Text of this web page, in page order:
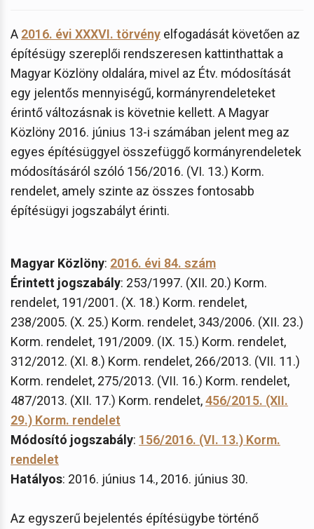
A 2016. évi XXXVI. törvény elfogadását követően az
építésügy szereplői rendszeresen kattinthattak a
Magyar Közlöny oldalára, mivel az Étv. módosítását
egy jelentős mennyiségű, kormányrendeleteket
érintő változásnak is követnie kellett. A Magyar
Közlöny 2016. június 13-i számában jelent meg az
egyes építésüggyel összefüggő kormányrendeletek
módosításáról szóló 156/2016. (VI. 13.) Korm.
rendelet, amely szinte az összes fontosabb
építésügyi jogszabályt érinti.
Magyar Közlöny: 2016. évi 84. szám
Érintett jogszabály: 253/1997. (XII. 20.) Korm.
rendelet, 191/2001. (X. 18.) Korm. rendelet,
238/2005. (X. 25.) Korm. rendelet, 343/2006. (XII. 23.)
Korm. rendelet, 191/2009. (IX. 15.) Korm. rendelet,
312/2012. (XI. 8.) Korm. rendelet, 266/2013. (VII. 11.)
Korm. rendelet, 275/2013. (VII. 16.) Korm. rendelet,
487/2013. (XII. 17.) Korm. rendelet,456/2015. (XII.
29.) Korm. rendelet
Módosító jogszabály: 156/2016. (VI. 13.) Korm.
rendelet
Hatályos: 2016. június 14., 2016. június 30.
Az egyszerű bejelentés építésügybe történő